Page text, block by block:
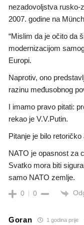
nezadovoljstva rusko-
2007. godine na
“Mislim da je očito da
modernizacijom
Europi.
Naprotiv, ono
razinu međusobnog
I imamo pravo pitati:
rekao je V.V.Putin.
Pitanje je bilo
NATO je opasnost za
Svatko mora biti
samo NATO zemlje.
0 0
Goran 1 godina prije